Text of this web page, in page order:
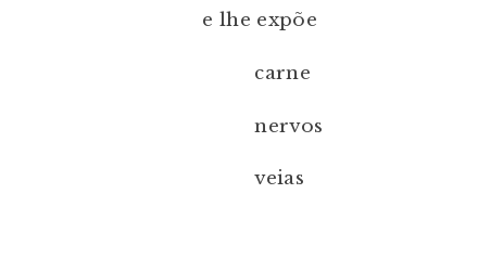
e lhe expõe
carne
nervos
veias